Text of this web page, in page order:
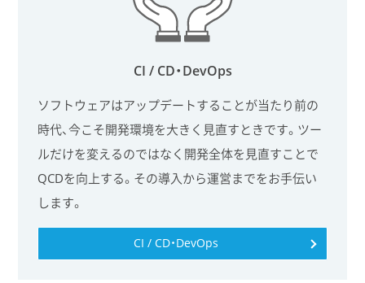
CI / CD・DevOps
ソフトウェアはアップデートすることが当たり前の
時代、今こそ開発環境を大きく見直すときです。ツー
ルだけを変えるのではなく開発全体を見直すことで
QCDを向上する。その導入から運営までをお手伝い
します。
CI / CD・DevOps